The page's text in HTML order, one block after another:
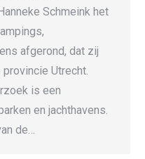
Schmeink het
afgerond, dat zij
Utrecht.
is een
en jachthavens.
de…